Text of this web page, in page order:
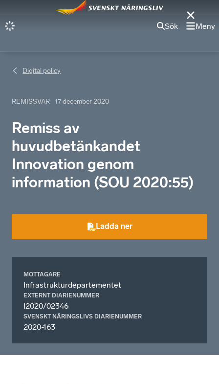
Sök Meny
Digital policy
REMISSVAR 17 december 2020
Remiss av
huvudbetänkandet
Innovation genom
information (SOU 2020:55)
Ladda ner
MOTTAGARE
Infrastrukturdepartementet
EXTERNT DIARIENUMMER
I2020/02346
SVENSKT NÄRINGSLIVS DIARIENUMMER
2020-163